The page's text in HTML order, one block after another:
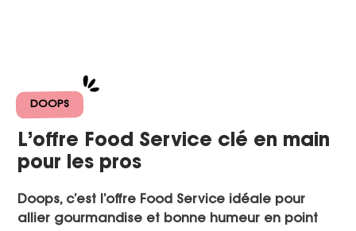
DOOPS
L’offre Food Service clé en main
pour les pros
Doops, c’est l’offre Food Service idéale pour
allier gourmandise et bonne humeur en point